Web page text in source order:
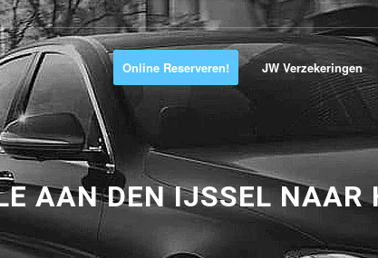
Online Reserveren! JW Verzekeringen
AAN DEN IJSSEL NAAR